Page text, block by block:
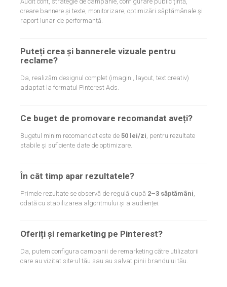
creare bannere și texte, monitorizare, optimizări săptămânale și
raport lunar de performanță.
Puteți crea și bannerele vizuale pentru
reclame?
Da, realizăm designul complet (imagini, layout, text creativ)
adaptat la formatul Pinterest Ads.
Ce buget de promovare recomandat aveți?
Bugetul minim recomandat este de 50 lei/zi, pentru rezultate
stabile și suficiente date de optimizare.
În cât timp apar rezultatele?
Primele rezultate se observă de regulă după 2–3 săptămâni,
odată cu stabilizarea algoritmului și a audienței.
Oferiți și remarketing pe Pinterest?
Da, putem configura campanii de remarketing către utilizatorii
care au vizitat site-ul tău sau au salvat pinii brandului tău.